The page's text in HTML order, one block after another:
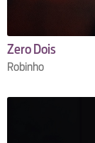
Zero Dois
Robinho